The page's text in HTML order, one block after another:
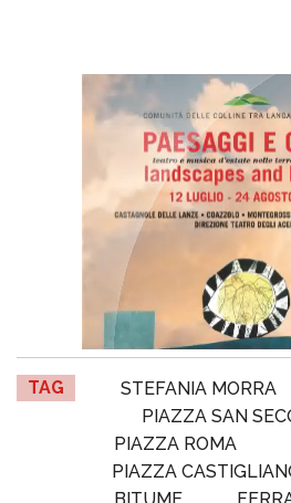
TAG STEFANIA MORRA
PIAZZA SAN
PIAZZA ROMA
PIAZZA